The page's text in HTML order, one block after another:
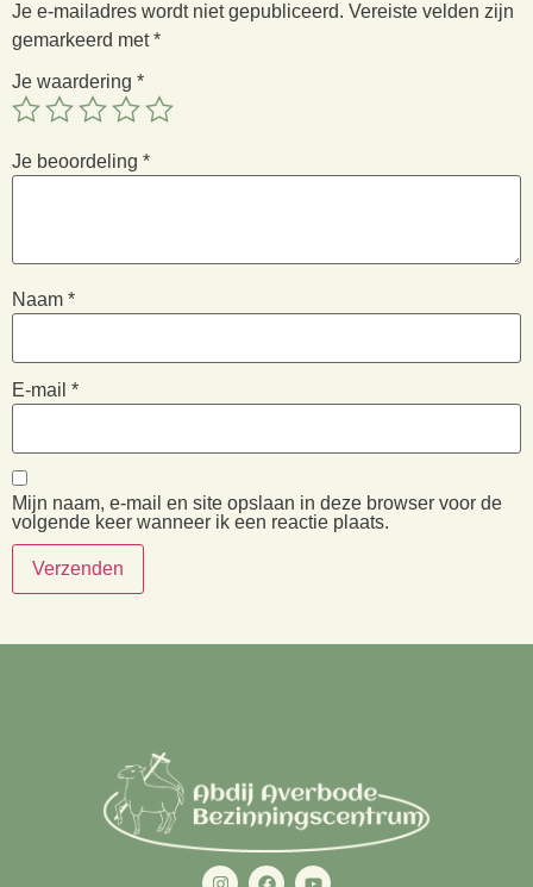
Je e-mailadres wordt niet gepubliceerd. Vereiste velden zijn
gemarkeerd met*
Je waardering *
Je beoordeling *
Naam *
E-mail *
Mijn naam, e-mail en site opslaan in deze browser voor de
volgende keer wanneer ik een reactie plaats.